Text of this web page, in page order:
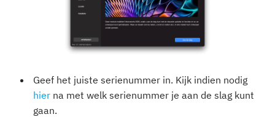
Geef het juiste serienummer in. Kijk indien nodig
hier na met welk serienummer je aan de slag kunt
gaan.